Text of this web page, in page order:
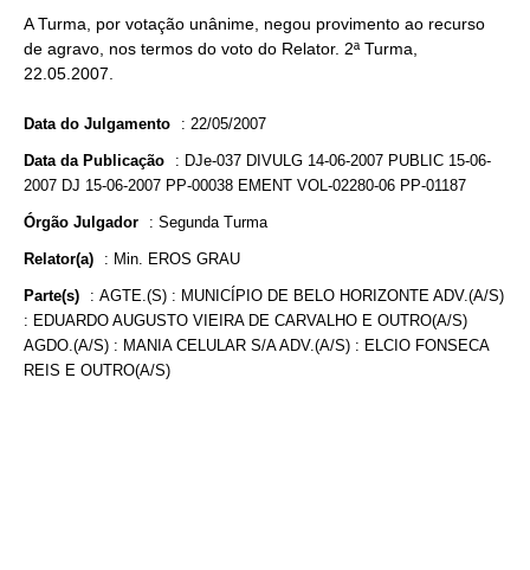
A Turma, por votação unânime, negou provimento ao recurso
de agravo, nos termos do voto do Relator. 2ª Turma,
22.05.2007.
Data do Julgamento : 22/05/2007
Data da Publicação : DJe-037 DIVULG 14-06-2007 PUBLIC 15-06-
2007 DJ 15-06-2007 PP-00038 EMENT VOL-02280-06 PP-01187
Órgão Julgador : Segunda Turma
Relator(a) : Min. EROS GRAU
Parte(s) : AGTE.(S) : MUNICÍPIO DE BELO HORIZONTE ADV.(A/S)
: EDUARDO AUGUSTO VIEIRA DE CARVALHO E OUTRO(A/S)
AGDO.(A/S) : MANIA CELULAR S/A ADV.(A/S) : ELCIO FONSECA
REIS E OUTRO(A/S)